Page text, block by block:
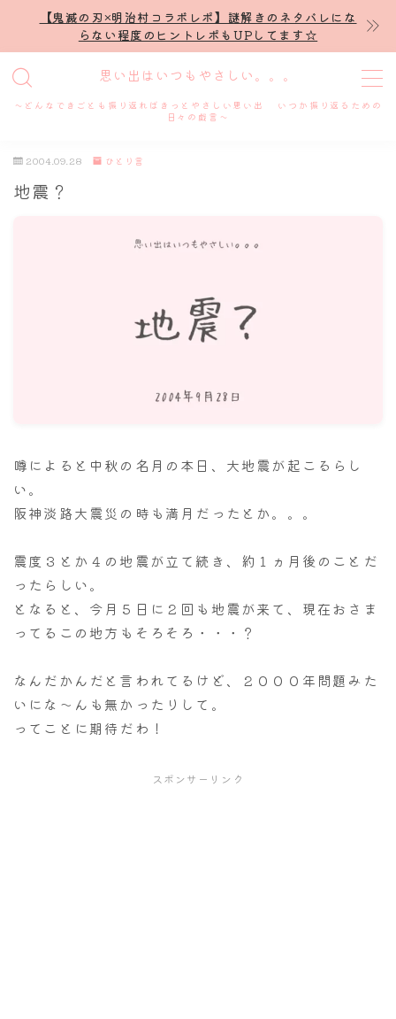
【鬼滅の刃×明治村コラボレポ】謎解きのネタバレにな
らない程度のヒントレポもUPしてます☆
思い出はいつもやさしい。。。
～どんなできごとも振り返ればきっとやさしい思い出 いつか振り返るための
日々の戯言～
MENU
プロフィール
2004.09.28 ひとり言
地震？
噂によると中秋の名月の本日、大地震が起こるらし
い。
阪神淡路大震災の時も満月だったとか。。。
震度３とか４の地震が立て続き、約１ヵ月後のことだ
ったらしい。
となると、今月５日に２回も地震が来て、現在おさま
ってるこの地方もそろそろ・・・？
なんだかんだと言われてるけど、２０００年問題みた
いにな～んも無かったりして。
ってことに期待だわ！
スポンサーリンク